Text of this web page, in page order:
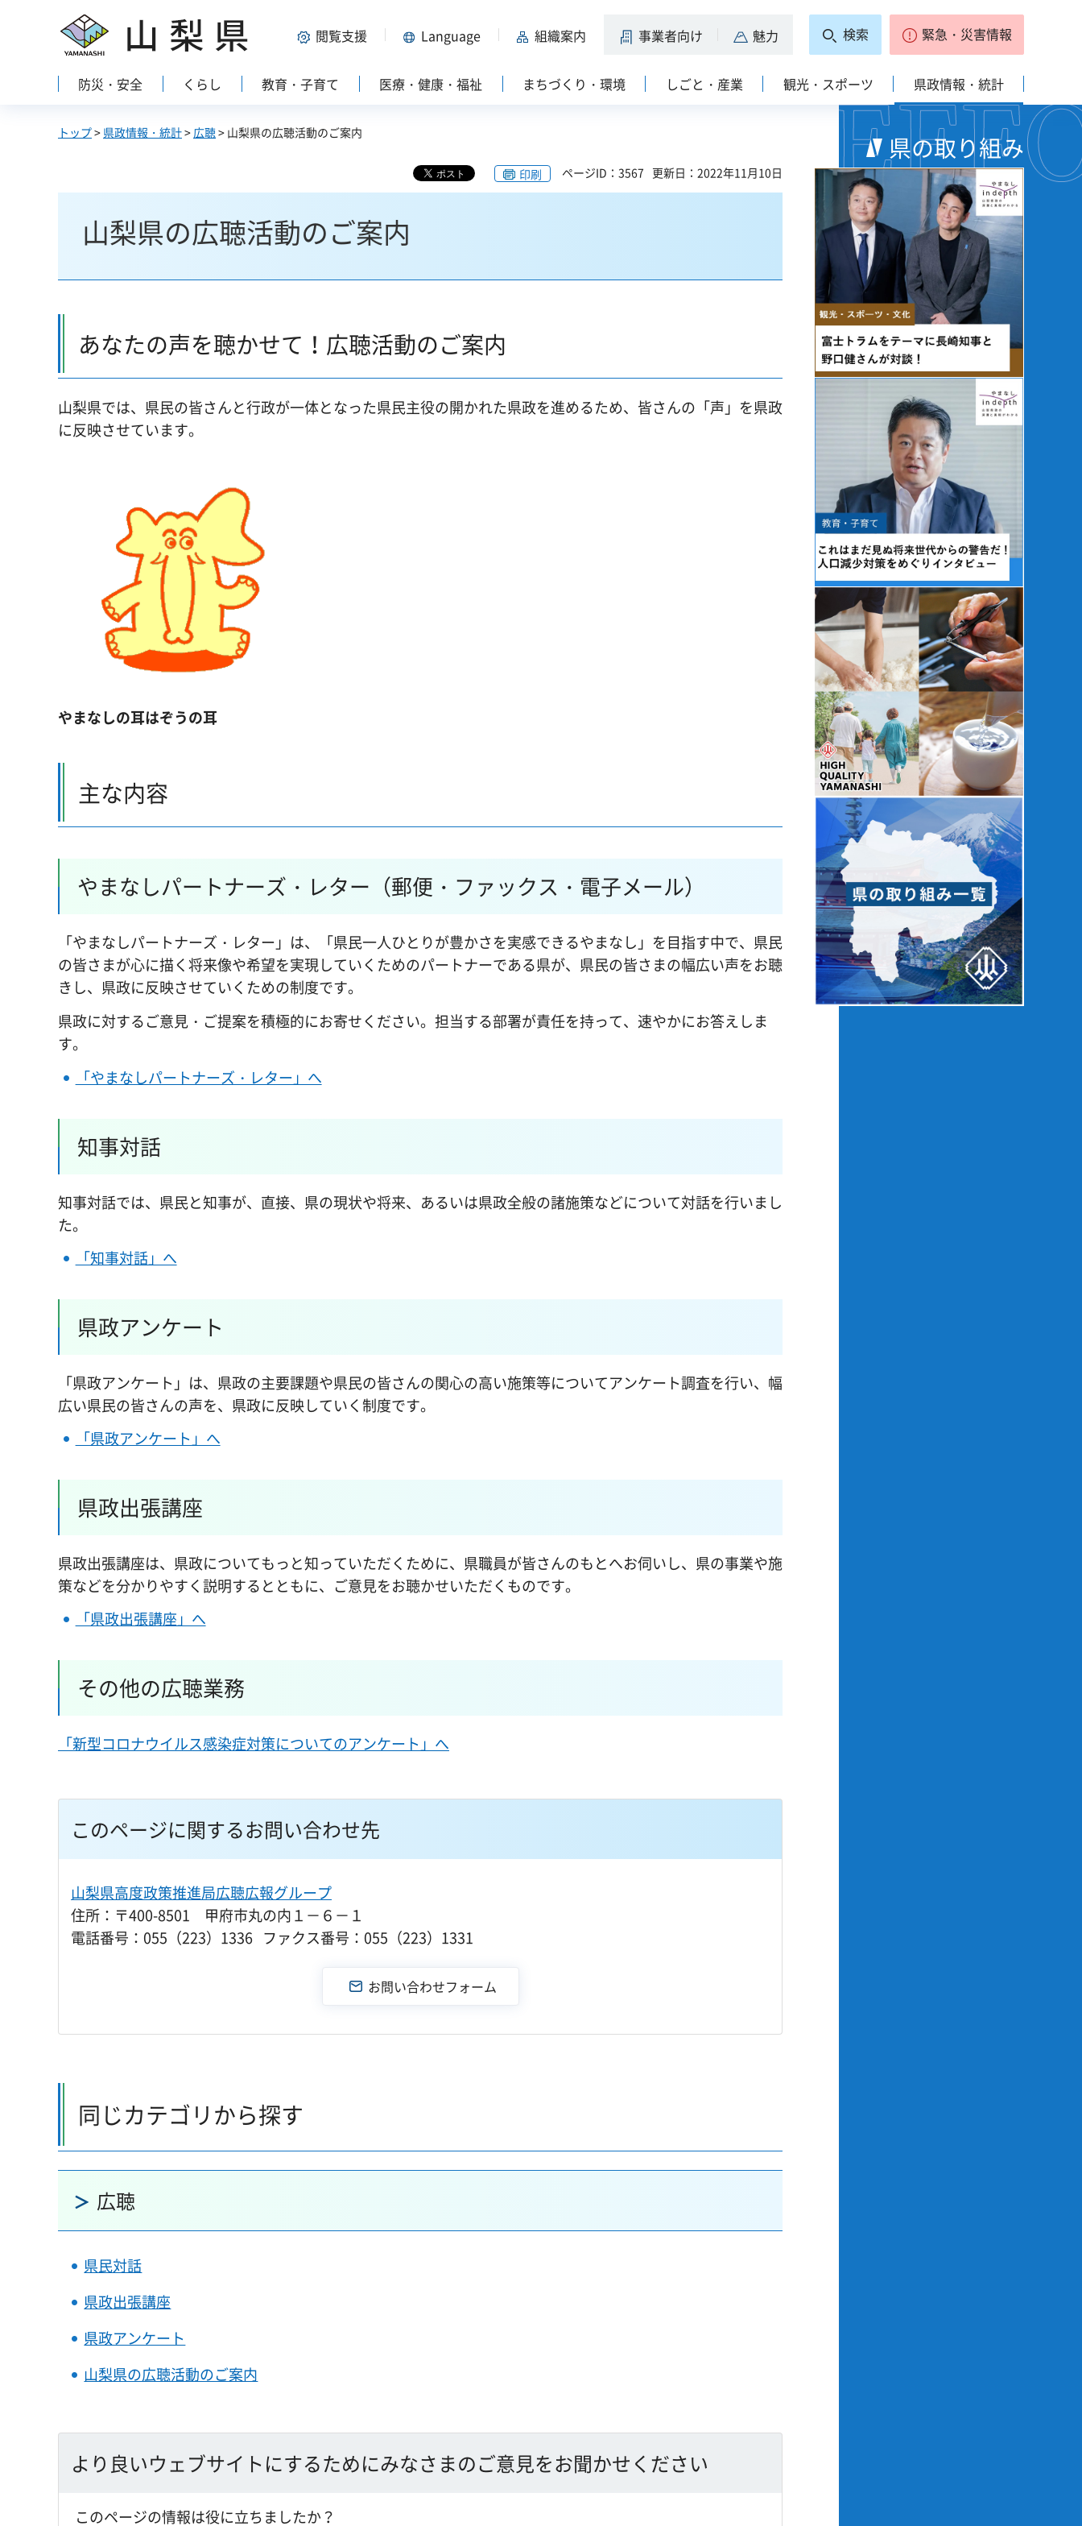
山梨県 閲覧支援 Language 組織案内 事業者向け 魅力 検索 緊急・災害情報
防災・安全 くらし 教育・子育て 医療・健康・福祉 まちづくり・環境 しごと・産業 観光・スポーツ 県政情報・統計
トップ> 県政情報・統計> 広聴> 山梨県の広聴活動のご案内
印刷 ページID：3567 更新日：2022年11月10日
山梨県の広聴活動のご案内
あなたの声を聴かせて！広聴活動のご案内
山梨県では、県民の皆さんと行政が一体となった県民主役の開かれた県政を進めるため、皆さんの「声」を県政
に反映させています。
やまなしの耳はぞうの耳
主な内容
やまなしパートナーズ・レター（郵便・ファックス・電子メール）
「やまなしパートナーズ・レター」は、「県民一人ひとりが豊かさを実感できるやまなし」を目指す中で、県民
の皆さまが心に描く将来像や希望を実現していくためのパートナーである県が、県民の皆さまの幅広い声をお聴
きし、県政に反映させていくための制度です。
県政に対するご意見・ご提案を積極的にお寄せください。担当する部署が責任を持って、速やかにお答えしま
す。
「やまなしパートナーズ・レター」へ
知事対話
知事対話では、県民と知事が、直接、県の現状や将来、あるいは県政全般の諸施策などについて対話を行いまし
た。
「知事対話」へ
県政アンケート
「県政アンケート」は、県政の主要課題や県民の皆さんの関心の高い施策等についてアンケート調査を行い、幅
広い県民の皆さんの声を、県政に反映していく制度です。
「県政アンケート」へ
県政出張講座
県政出張講座は、県政についてもっと知っていただくために、県職員が皆さんのもとへお伺いし、県の事業や施
策などを分かりやすく説明するとともに、ご意見をお聴かせいただくものです。
「県政出張講座」へ
その他の広聴業務
「新型コロナウイルス感染症対策についてのアンケート」へ
このページに関するお問い合わせ先
山梨県高度政策推進局広聴広報グループ
住所：〒400-8501 甲府市丸の内１－６－１
電話番号：055（223）1336 ファクス番号：055（223）1331
同じカテゴリから探す
広聴
県民対話
県政出張講座
県政アンケート
山梨県の広聴活動のご案内
より良いウェブサイトにするためにみなさまのご意見をお聞かせください
このページの情報は役に立ちましたか？
県の取り組み